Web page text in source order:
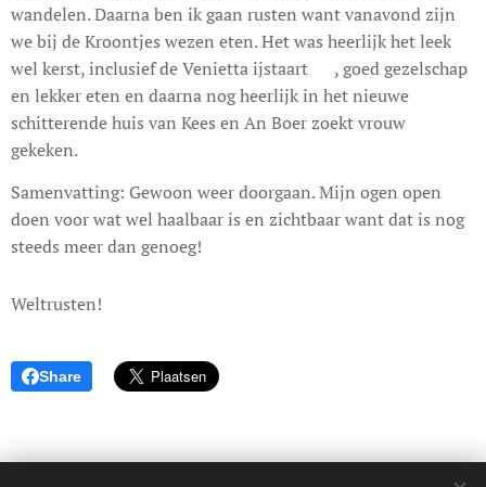
wandelen. Daarna ben ik gaan rusten want vanavond zijn
we bij de Kroontjes wezen eten. Het was heerlijk het leek
wel kerst, inclusief de Venietta ijstaart 😊, goed gezelschap
en lekker eten en daarna nog heerlijk in het nieuwe
schitterende huis van Kees en An Boer zoekt vrouw
gekeken.
Samenvatting: Gewoon weer doorgaan. Mijn ogen open
doen voor wat wel haalbaar is en zichtbaar want dat is nog
steeds meer dan genoeg!
Weltrusten!
Share